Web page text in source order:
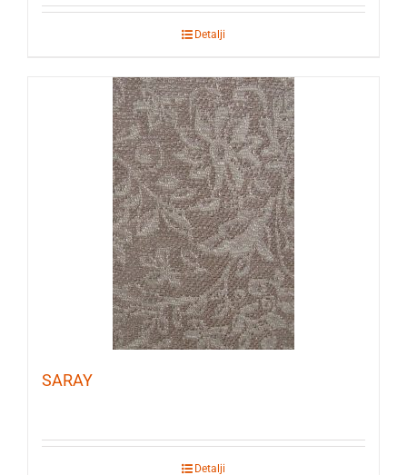
Detalji
SARAY
Detalji